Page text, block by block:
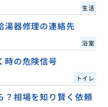
生活
湯器修理の連絡先
浴室
時の危険信号
トイレ
？相場を知り賢く依頼